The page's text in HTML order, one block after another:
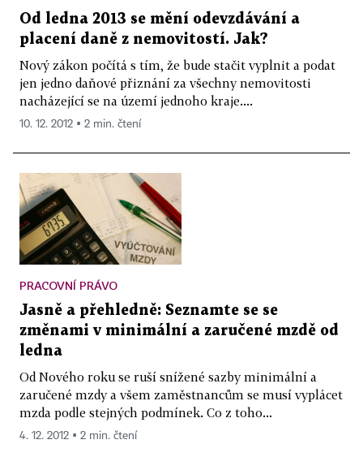
Od ledna 2013 se mění odevzdávání a
placení daně z nemovitostí. Jak?
Nový zákon počítá s tím, že bude stačit vyplnit a podat
jen jedno daňové přiznání za všechny nemovitosti
nacházející se na území jednoho kraje....
10. 12. 2012 ▪ 2 min. čtení
PRACOVNÍ PRÁVO
Jasně a přehledně: Seznamte se se
změnami v minimální a zaručené mzdě od
ledna
Od Nového roku se ruší snížené sazby minimální a
zaručené mzdy a všem zaměstnancům se musí vyplácet
mzda podle stejných podmínek. Co z toho...
4. 12. 2012 ▪ 2 min. čtení